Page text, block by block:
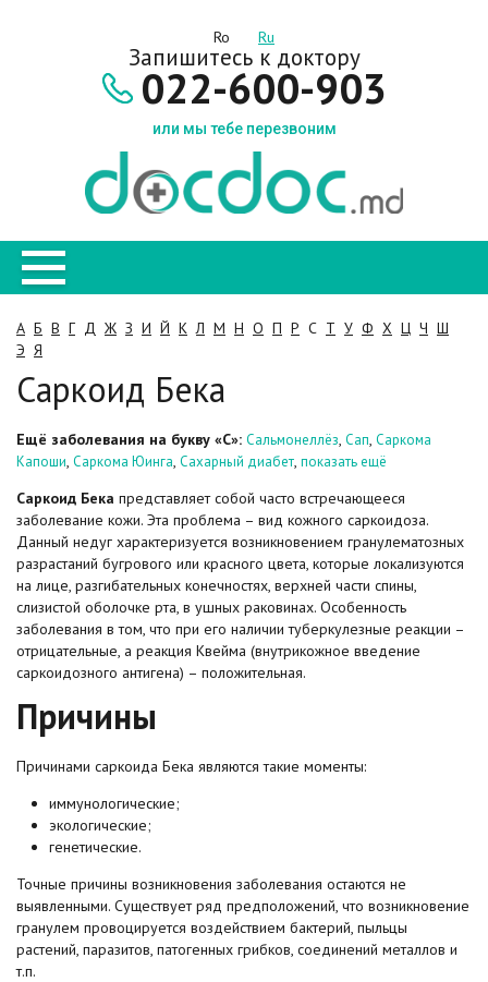
Ro Ru
Запишитесь к доктору
022-600-903
или мы тебе перезвоним
А Б В Г Д Ж З И Й К Л М Н О П Р С Т У Ф Х Ц Ч Ш
Э Я
Саркоид Бека
Ещё заболевания на букву «С»: Сальмонеллёз, Сап, Саркома
Капоши, Саркома Юинга, Сахарный диабет, показать ещё
Саркоид Бека представляет собой часто встречающееся
заболевание кожи. Эта проблема – вид кожного саркоидоза.
Данный недуг характеризуется возникновением гранулематозных
разрастаний бугрового или красного цвета, которые локализуются
на лице, разгибательных конечностях, верхней части спины,
слизистой оболочке рта, в ушных раковинах. Особенность
заболевания в том, что при его наличии туберкулезные реакции –
отрицательные, а реакция Квейма (внутрикожное введение
саркоидозного антигена) – положительная.
Причины
Причинами саркоида Бека являются такие моменты:
иммунологические;
экологические;
генетические.
Точные причины возникновения заболевания остаются не
выявленными. Существует ряд предположений, что возникновение
гранулем провоцируется воздействием бактерий, пыльцы
растений, паразитов, патогенных грибков, соединений металлов и
т.п.